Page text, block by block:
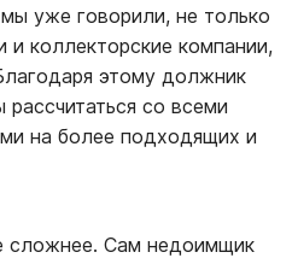
уже говорили, не только
и коллекторские компании,
этому должник
со всеми
на более подходящих и
сложнее. Сам недоимщик